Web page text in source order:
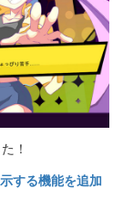
！
する機能を追加